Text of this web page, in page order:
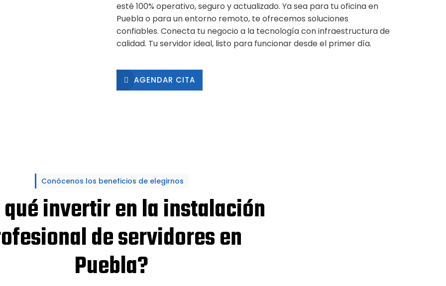
esté 100% operativo, seguro y actualizado. Ya sea para tu oficina en
Puebla o para un entorno remoto, te ofrecemos soluciones
confiables. Conecta tu negocio a la tecnología con infraestructura de
calidad. Tu servidor ideal, listo para funcionar desde el primer día.
AGENDAR CITA
Conócenos los beneficios de elegirnos
invertir en la instalación
de servidores en
Puebla?